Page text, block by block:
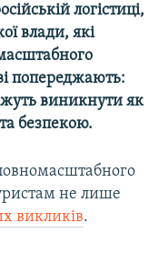
логістиці,
влади, які
попереджають:
виникнути як
безпекою.
не лише
викликів.